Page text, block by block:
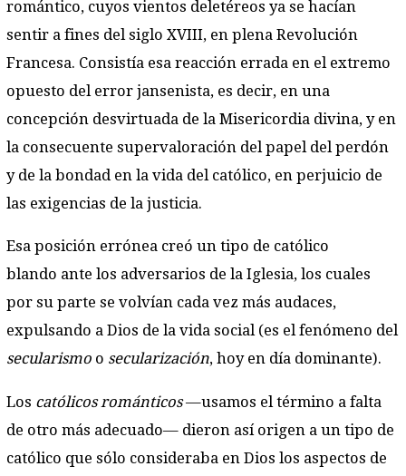
romántico, cuyos vientos deletéreos ya se hacían
sentir a fines del siglo XVIII, en plena Revolución
Francesa. Consistía esa reacción errada en el extremo
opuesto del error jansenista, es decir, en una
concepción desvirtuada de la Misericordia divina, y en
la consecuente supervaloración del papel del perdón
y de la bondad en la vida del católico, en perjuicio de
las exigencias de la justicia.
Esa posición errónea creó un tipo de católico
blando ante los adversarios de la Iglesia, los cuales
por su parte se volvían cada vez más audaces,
expulsando a Dios de la vida social (es el fenómeno del
secularismo o secularización, hoy en día dominante).
Los católicos románticos—usamos el término a falta
de otro más adecuado— dieron así origen a un tipo de
católico que sólo consideraba en Dios los aspectos de